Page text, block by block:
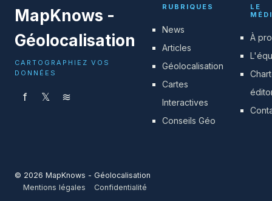
MapKnows -
Géolocalisation
CARTOGRAPHIEZ VOS
DONNÉES
f 𝕏 ≋
RUBRIQUES
News
Articles
Géolocalisation
Cartes
Interactives
Conseils Géo
LE
À
© 2026 MapKnows - Géolocalisation
Mentions légales
Confidentialité